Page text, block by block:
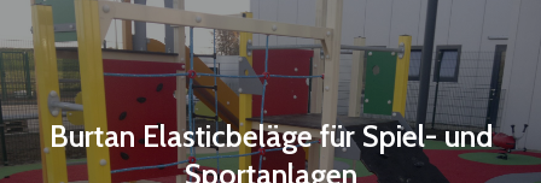
Burtan Elasticbeläge für Spiel- und
Sportanlagen